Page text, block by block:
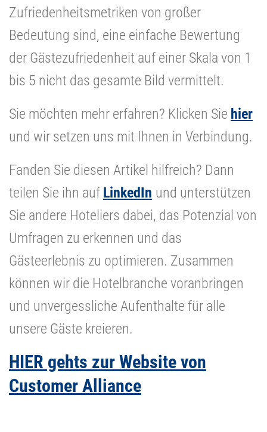
Zufriedenheitsmetriken von großer
Bedeutung sind, eine einfache Bewertung
der Gästezufriedenheit auf einer Skala von 1
bis 5 nicht das gesamte Bild vermittelt.
Sie möchten mehr erfahren? Klicken Sie hier
und wir setzen uns mit Ihnen in Verbindung.
Fanden Sie diesen Artikel hilfreich? Dann
teilen Sie ihn auf LinkedIn und unterstützen
Sie andere Hoteliers dabei, das Potenzial von
Umfragen zu erkennen und das
Gästeerlebnis zu optimieren. Zusammen
können wir die Hotelbranche voranbringen
und unvergessliche Aufenthalte für alle
unsere Gäste kreieren.
HIER gehts zur Website von
Customer Alliance